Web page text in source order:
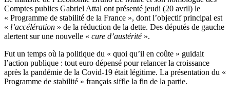
Comptes publics Gabriel Attal ont présenté jeudi (20 avril) le
« Programme de stabilité de la France », dont l’objectif principal est
« l’accélération » de la réduction de la dette. Des députés de gauche
alertent sur une nouvelle « cure d’austérité».
Fut un temps où la politique du « quoi qu’il en coûte » guidait
l’action publique : tout euro dépensé pour relancer la croissance
après la pandémie de la Covid-19 était légitime. La présentation du «
Programme de stabilité » français siffle la fin de la partie.